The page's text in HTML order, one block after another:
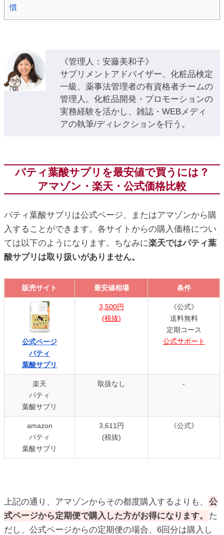
慣
《管理人：安藤美和子》
サプリメントアドバイザー、化粧品検定
一級、薬事法管理者の有資格者チームの
管理人。化粧品開発・プロモーションの
実務経験を活かし、雑誌・WEBメディ
アの執筆/ディレクションを行う。
パティ葉酸サプリを最安値で買うには？
アマゾン・楽天・公式価格比較
パティ葉酸サプリは公式ページ、またはアマゾンから購
入することができます。各サイトからの購入価格につい
ては以下のようになります。ちなみに楽天ではパティ葉
酸サプリは取り扱いがありません。
販売サイト 最安値相場 条件
販売サイト 最安値相場 条件
公式ページ
パティ
葉酸サプリ
3,500円
(税抜)
《公式》
送料無料
定期コース
公式サポート
楽天
パティ
葉酸サプリ
取扱なし -
amazon
パティ
葉酸サプリ
3,611円
(税抜)
《公式》
上記の通り、アマゾンからその都度購入するよりも、
公
式ページから定期便で購入した方がお得になります。
た
だし、公式ページからの定期便の場合、6回分は購入し